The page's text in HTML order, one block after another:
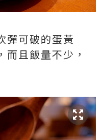
彈可破的蛋黃
且飯量不少，